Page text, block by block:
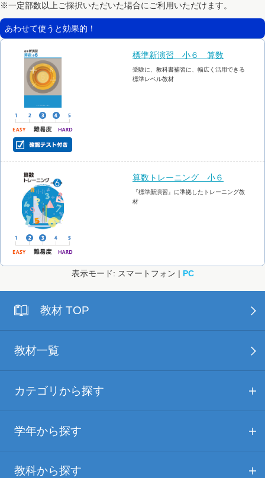
※一定部数以上ご採択いただいた場合にご利用いただけます。
あわせて使うと効果的！
標準新演習 小６ 算数
受験に、教科書補習に、幅広く活用できる
標準レベル教材
算数トレーニング 小６
『標準新演習』に準拠したトレーニング教
材
表示モード: スマートフォン | PC
教材 TOP
教材一覧
カテゴリから探す
学年から探す
教科から探す